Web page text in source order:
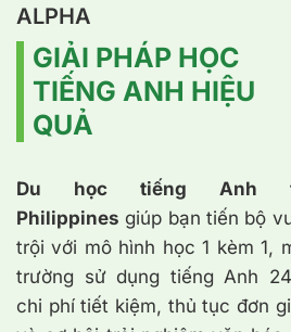
ALPHA
GIẢI PHÁP HỌC
TIẾNG ANH HIỆU
QUẢ
Du học tiếng Anh
Philippines giúp bạn tiến bộ
trội với mô hình học 1 kèm 1,
trường sử dụng tiếng Anh
chi phí tiết kiệm, thủ tục đơn